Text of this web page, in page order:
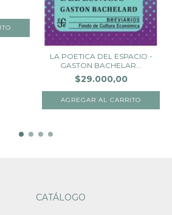
LA POETICA DEL ESPACIO -
GASTON BACHELAR...
$29.000,00
CATÁLOGO